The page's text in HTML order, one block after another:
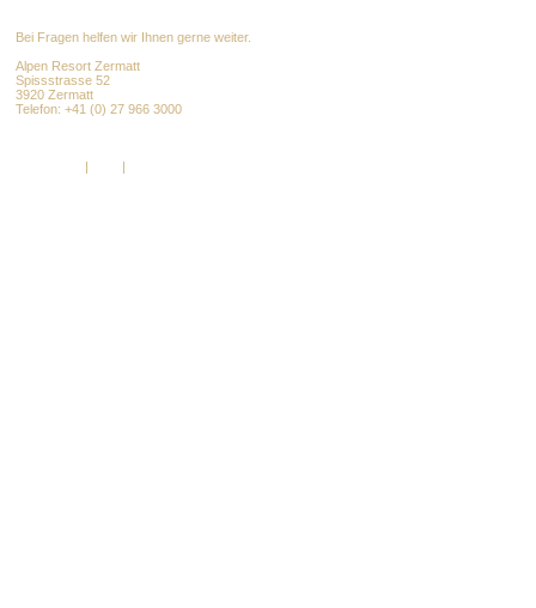
Bei Fragen helfen wir Ihnen gerne weiter.
Alpen Resort Zermatt
Spissstrasse 52
3920 Zermatt
Telefon: +41 (0) 27 966 3000
| |